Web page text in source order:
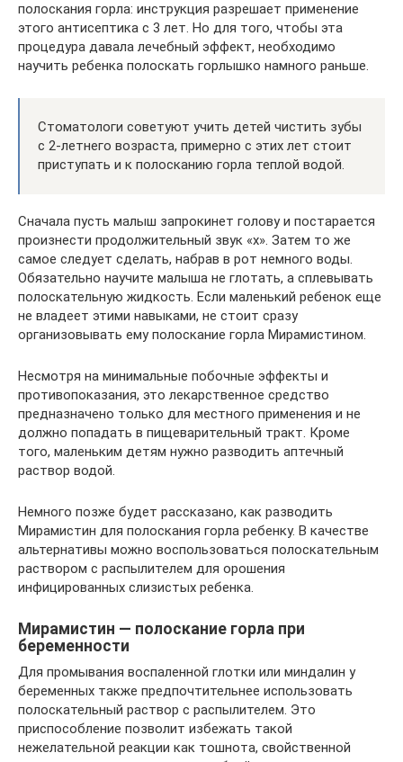
полоскания горла: инструкция разрешает применение
этого антисептика с 3 лет. Но для того, чтобы эта
процедура давала лечебный эффект, необходимо
научить ребенка полоскать горлышко намного раньше.
Стоматологи советуют учить детей чистить зубы
с 2-летнего возраста, примерно с этих лет стоит
приступать и к полосканию горла теплой водой.
Сначала пусть малыш запрокинет голову и постарается
произнести продолжительный звук «х». Затем то же
самое следует сделать, набрав в рот немного воды.
Обязательно научите малыша не глотать, а сплевывать
полоскательную жидкость. Если маленький ребенок еще
не владеет этими навыками, не стоит сразу
организовывать ему полоскание горла Мирамистином.
Несмотря на минимальные побочные эффекты и
противопоказания, это лекарственное средство
предназначено только для местного применения и не
должно попадать в пищеварительный тракт. Кроме
того, маленьким детям нужно разводить аптечный
раствор водой.
Немного позже будет рассказано, как разводить
Мирамистин для полоскания горла ребенку. В качестве
альтернативы можно воспользоваться полоскательным
раствором с распылителем для орошения
инфицированных слизистых ребенка.
Мирамистин — полоскание горла при
беременности
Для промывания воспаленной глотки или миндалин у
беременных также предпочтительнее использовать
полоскательный раствор с распылителем. Это
приспособление позволит избежать такой
нежелательной реакции как тошнота, свойственной